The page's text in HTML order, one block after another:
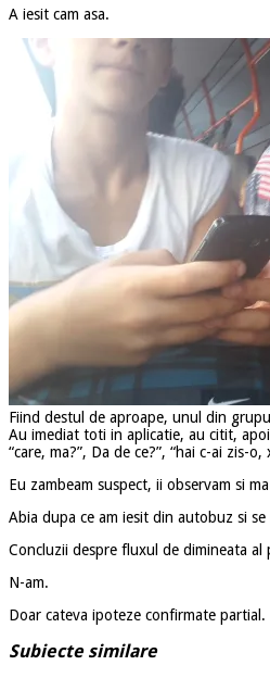
A iesit cam asa.
Fiind destul de aproape, unul din
Au imediat toti in aplicatie, au citit,
“care, ma?”, Da de ce?”, “hai c-ai zis-o,
Eu zambeam suspect, ii observam si
Abia dupa ce am iesit din autobuz si
Concluzii despre fluxul de dimineata
N-am.
Doar cateva ipoteze confirmate partial.
Subiecte similare